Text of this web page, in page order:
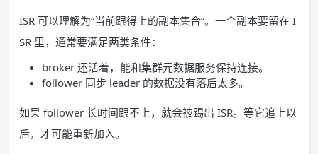
ISR 可以理解为“当前跟得上的副本集合”。一个副本要留在 I
SR 里，通常要满足两类条件：
broker 还活着，能和集群元数据服务保持连接。
follower 同步 leader 的数据没有落后太多。
如果 follower 长时间跟不上，就会被踢出 ISR。等它追上以
后，才可能重新加入。